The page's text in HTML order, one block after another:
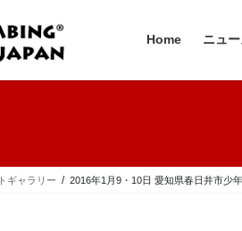
Home ニュ
ギャラリー 2016年1月9・10日 愛知県春日井市